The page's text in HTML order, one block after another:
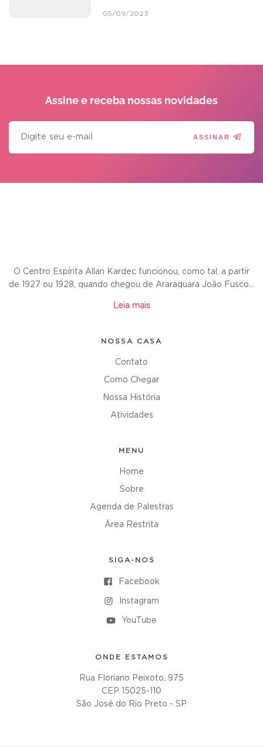
05/09/2023
Assine e receba nossas novidades
ASSINAR
O Centro Espírita Allan Kardec funcionou, como tal, a partir
de 1927 ou 1928, quando chegou de Araraquara João Fusco...
Leia mais
NOSSA CASA
Contato
Como Chegar
Nossa História
Atividades
MENU
Home
Sobre
Agenda de Palestras
Área Restrita
SIGA-NOS
Facebook
Instagram
YouTube
ONDE ESTAMOS
Rua Floriano Peixoto, 975
CEP 15025-110
São José do Rio Preto - SP